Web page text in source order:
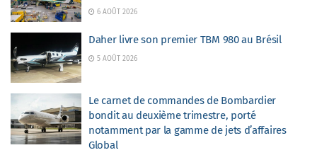
6 AOÛT 2026
Daher livre son premier TBM 980 au Brésil
5 AOÛT 2026
Le carnet de commandes de Bombardier
bondit au deuxième trimestre, porté
notamment par la gamme de jets d’affaires
Global